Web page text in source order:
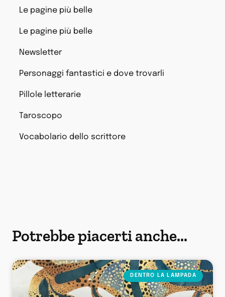
Le pagine più belle
Le pagine più belle
Newsletter
Personaggi fantastici e dove trovarli
Pillole letterarie
Taroscopo
Vocabolario dello scrittore
Potrebbe piacerti anche...
DENTRO LA LAMPADA